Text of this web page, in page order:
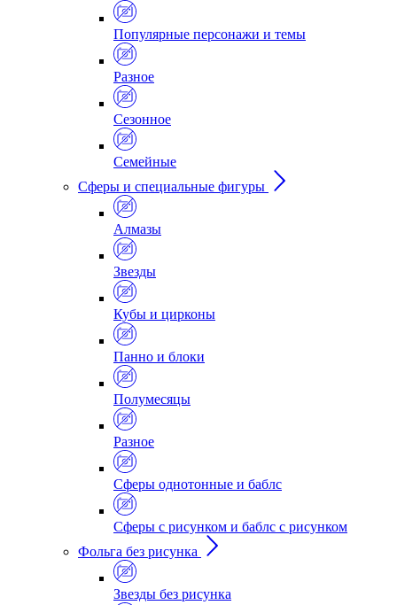
Популярные персонажи и темы
Разное
Сезонное
Семейные
Сферы и специальные фигуры
Алмазы
Звезды
Кубы и цирконы
Панно и блоки
Полумесяцы
Разное
Сферы однотонные и баблс
Сферы с рисунком и баблс с рисунком
Фольга без рисунка
Звезды без рисунка